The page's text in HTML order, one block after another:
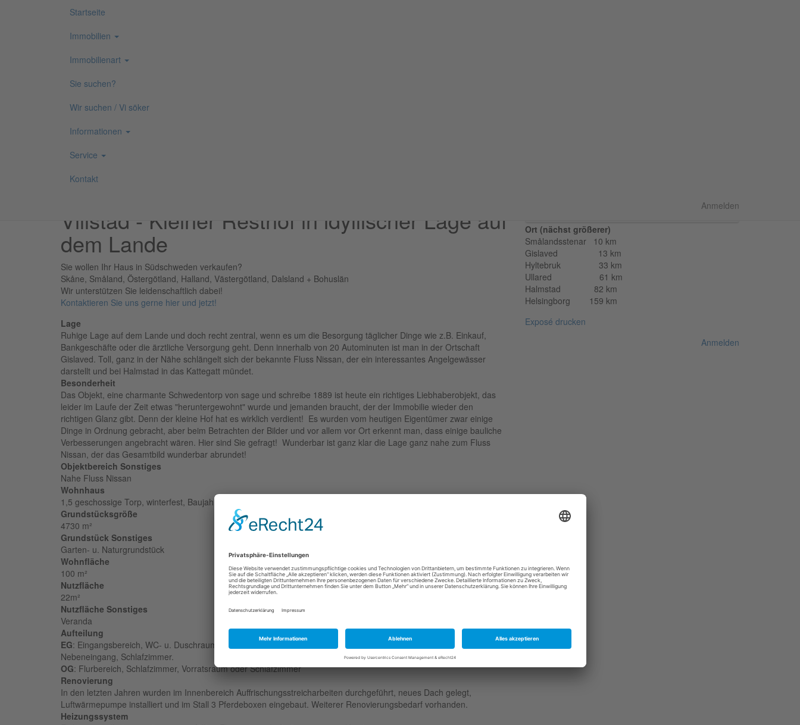
Hauptlinks
Startseite
Immobilien
Immobilienart
Sie suchen?
Wir suchen / Vi söker
Informationen
Service
Kontakt
account
menu
Anmelden
Villstad - Kleiner Resthof in idyllischer Lage auf
dem Lande
Sie wollen Ihr Haus in Südschweden verkaufen?
Skåne, Småland, Östergötland, Halland, Västergötland, Dalsland + Bohuslän
Wir unterstützen Sie leidenschaftlich dabei!
Kontaktieren Sie uns gerne hier und jetzt!
Lage
Ruhige Lage auf dem Lande und doch recht zentral, wenn es um die Besorgung täglicher Dinge wie z.B. Einkauf,
Bankgeschäfte oder die ärztliche Versorgung geht. Denn innerhalb von 20 Autominuten ist man in der Ortschaft
Gislaved. Toll, ganz in der Nähe schlängelt sich der bekannte Fluss Nissan, der ein interessantes Angelgewässer
darstellt und bei Halmstad in das Kattegatt mündet.
Besonderheit
Das Objekt, eine charmante Schwedentorp von sage und schreibe 1889 ist heute ein richtiges Liebhaberobjekt, das
leider im Laufe der Zeit etwas "heruntergewohnt" wurde und jemanden braucht, der der Immobilie wieder den
richtigen Glanz gibt. Denn der kleine Hof hat es wirklich verdient! Es wurden vom heutigen Eigentümer zwar einige
Dinge in Ordnung gebracht, aber beim Betrachten der Bilder und vor allem vor Ort erkennt man, dass einige bauliche
Verbesserungen angebracht wären. Hier sind Sie gefragt! Wunderbar ist ganz klar die Lage ganz nahe zum Fluss
Nissan, der das Gesamtbild wunderbar abrundet!
Objektbereich Sonstiges
Nahe Fluss Nissan
Wohnhaus
1,5 geschossige Torp, winterfest, Baujahr 1889, normaler Standard
Grundstücksgröße
4730 m²
Grundstück Sonstiges
Garten- u. Naturgrundstück
Wohnfläche
100 m²
Nutzfläche
22m²
Nutzfläche Sonstiges
Veranda
Aufteilung
EG: Eingangsbereich, WC- u. Duschraum, Wohnzimmer mit Kamin, Küche mit Essecke, Waschküche mit
Nebeneingang, Schlafzimmer.
OG: Flurbereich, Schlafzimmer, Vorratsraum oder Schlafzimmer
Renovierung
In den letzten Jahren wurden im Innenbereich Auffrischungsstreicharbeiten durchgeführt, neues Dach gelegt,
Luftwärmepumpe installiert und im Stall 3 Pferdeboxen eingebaut. Weiterer Renovierungsbedarf vorhanden.
Heizungssystem
Ort (nächst größerer)
Smålandsstenar 10 km
Gislaved 13 km
Hyltebruk 33 km
Ullared 61 km
Halmstad 82 km
Helsingborg 159 km
Exposé drucken
Anmelden